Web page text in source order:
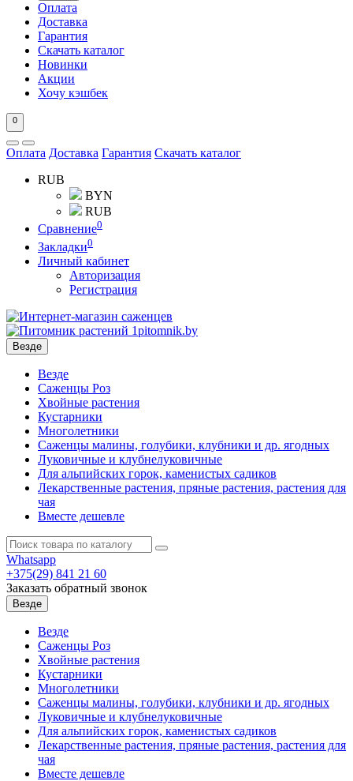
Оплата
Доставка
Гарантия
Скачать каталог
Новинки
Акции
Хочу кэшбек
0
Оплата Доставка Гарантия Скачать каталог
RUB
BYN
RUB
Сравнение0
Закладки0
Личный кабинет
Авторизация
Регистрация
Везде
Везде
Саженцы Роз
Хвойные растения
Кустарники
Многолетники
Саженцы малины, голубики, клубники и др. ягодных
Луковичные и клубнелуковичные
Для альпийских горок, каменистых садиков
Лекарственные растения, пряные растения, растения для
чая
Вместе дешевле
Whatsapp
+375(29) 841 21 60
Заказать обратный звонок
Везде
Везде
Саженцы Роз
Хвойные растения
Кустарники
Многолетники
Саженцы малины, голубики, клубники и др. ягодных
Луковичные и клубнелуковичные
Для альпийских горок, каменистых садиков
Лекарственные растения, пряные растения, растения для
чая
Вместе дешевле